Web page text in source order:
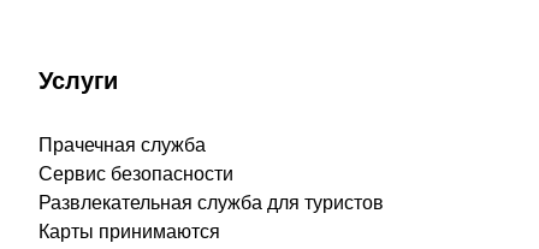
Услуги
Прачечная служба
Сервис безопасности
Развлекательная служба для туристов
Карты принимаются